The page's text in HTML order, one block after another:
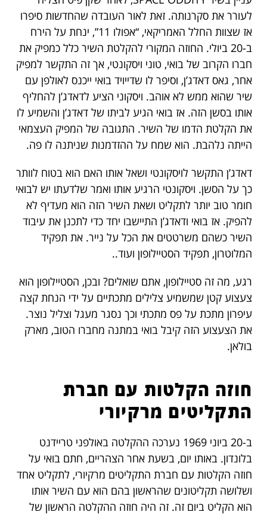
לעורר את סקרנותה. זאת לאור העובדה שהחדשות סיפרו
אז שצוות החלל האמריקאי, “אפולו 11”, ינחת על הירח
ב-20 ביולי. החוזה המקורי להקלטת השיר כלל כמפיק את
חברו הקרוב של בואי, טוני ויסקונטי, אך זה התקשר למפיק
אחר, גאס דאדג’ן, וסיפר לו שדייויד בואי ייכנס לאולפן עם
שיר שהוא ממש לא אוהב. ויסקוני הציע לדאדג’ן להחליף
אותו בסשן הזה. אז בואי הגיע לביתו של דאדג’ן והשמיע לו
את הקלטת הדמו של השיר. התגובה של המפיק העצמאי
הייתה נלהבת. הוא שמח על ההזדמנות שניתנה לו פה.
דאדג’ן התקשר לויסקונטי ושאל אותו האם הוא בטוח לוותר
כך על הסשן. ויסקונטי הרגיע אותו ואמר שלדעתו יש לבואי
חומר טוב יותר לתקליט ושאת השיר הזה הוא מעדיף לא
להפיק. אז בואי ודאדג’ן התיישבו יחד כדי לתכנן את עיבוד
השיר כשהם משרטטים את הכל על נייר. את תפקיד
המלוטרון, תפקיד הסטיילופון ועוד..
רגע, מה זה סטיילופון, אתם שואלים? ובכן, הסטיילופון הוא
צעצוע קטן שמשמיע צלילים מתכתיים על ידי הנחת קצה
עיפרון מתכת על פס מתכתי וכך נסגר מעגל וצליל נוצר.
את הצעצוע הזה קיבל בואי במתנה מחברו הטוב, מארק
בולאן.
חוזה הקלטות עם חברת
התקליטים מרקיורי
ב-20 ביוני 1969 נערכה ההקלטה באולפני טריידנט
בלונדון. באותו יום, בשעת אחר הצהריים, חתם בואי על
חוזה הקלטות עם חברת התקליטים מרקיורי, לתקליט אחד
ושלושה תקליטונים שהראשון בהם הוא עם השיר אותו
הוא הקליט ביום זה. זה היה חוזה ההקלטה הראשון של